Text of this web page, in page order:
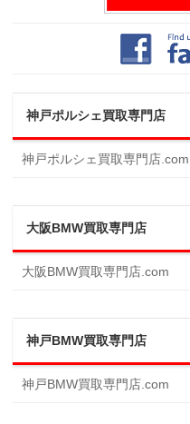
神戸ポルシェ買取専門店
神戸ポルシェ買取専門店.com
大阪BMW買取専門店
大阪BMW買取専門店.com
神戸BMW買取専門店
神戸BMW買取専門店.com